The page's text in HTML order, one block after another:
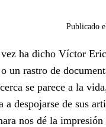
Publicado
ha dicho Víctor
un rastro de
se parece a la
a despojarse de sus
nos dé la